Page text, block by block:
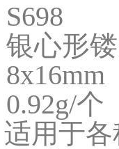
心形
个
用于